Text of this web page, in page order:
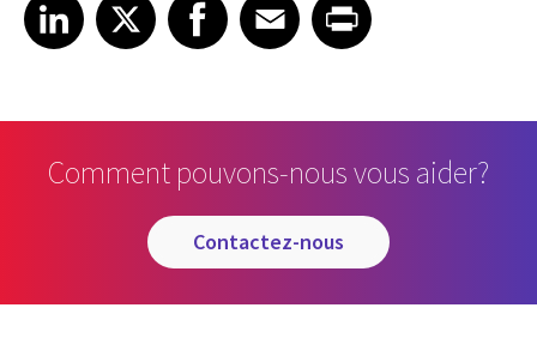
Share article on LinkedIn
LinkedIn
Share article on XShare article on Facebook
Facebook
Share article on Email
EmailShare article on Print
Comment pouvons-nous vous aider?
contactez-nous